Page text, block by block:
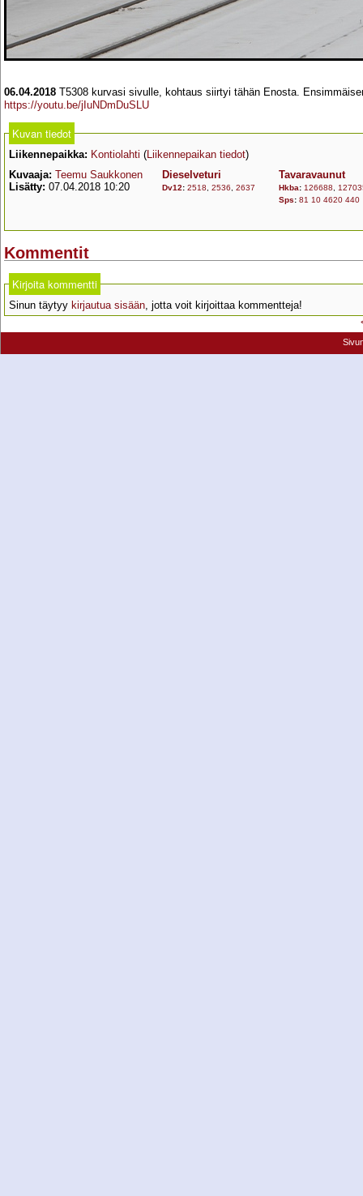
06.04.2018 T5308 kurvasi sivulle, kohtaus siirtyi tähän Enosta.
https://youtu.be/jIuNDmDuSLU
Kuvan tiedot
Liikennepaikka: Kontiolahti (Liikennepaikan tiedot)
Kuvaaja: Teemu Saukkonen
Lisätty: 07.04.2018 10:20
Dieselveturi
Dv12: 2518 2536 2637
Tavaravaunut
Hkba: 126688
Sps: 81 10 4620 440
Kommentit
Kirjoita kommentti
Sinun täytyy kirjautua sisään, jotta voit kirjoittaa kommentteja!